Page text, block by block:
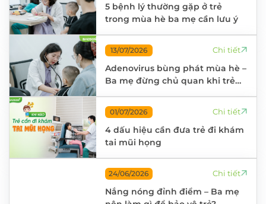
5 bệnh lý thường gặp ở trẻ
trong mùa hè ba mẹ cần lưu ý
13/07/2026
Adenovirus bùng phát mùa hè –
Ba mẹ đừng chủ quan khi trẻ
Chi tiết
01/07/2026
4 dấu hiệu cần đưa trẻ đi khám
tai mũi họng
Chi tiết
24/06/2026
Nắng nóng đỉnh điểm – Ba mẹ
Chi tiết